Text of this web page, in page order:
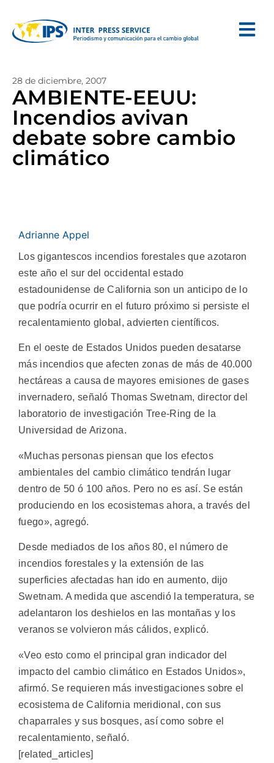
28 de diciembre, 2007
AMBIENTE-EEUU:
Incendios avivan
debate sobre cambio
climático
Adrianne Appel
Los gigantescos incendios forestales que azotaron
este año el sur del occidental estado
estadounidense de California son un anticipo de lo
que podría ocurrir en el futuro próximo si persiste el
recalentamiento global, advierten científicos.
En el oeste de Estados Unidos pueden desatarse
más incendios que afecten zonas de más de 40.000
hectáreas a causa de mayores emisiones de gases
invernadero, señaló Thomas Swetnam, director del
laboratorio de investigación Tree-Ring de la
Universidad de Arizona.
«Muchas personas piensan que los efectos
ambientales del cambio climático tendrán lugar
dentro de 50 ó 100 años. Pero no es así. Se están
produciendo en los ecosistemas ahora, a través del
fuego», agregó.
Desde mediados de los años 80, el número de
incendios forestales y la extensión de las
superficies afectadas han ido en aumento, dijo
Swetnam. A medida que ascendió la temperatura, se
adelantaron los deshielos en las montañas y los
veranos se volvieron más cálidos, explicó.
«Veo esto como el principal gran indicador del
impacto del cambio climático en Estados Unidos»,
afirmó. Se requieren más investigaciones sobre el
ecosistema de California meridional, con sus
chaparrales y sus bosques, así como sobre el
recalentamiento, señaló.
[related_articles]